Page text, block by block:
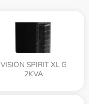
VISION SPIRIT XL G
2KVA